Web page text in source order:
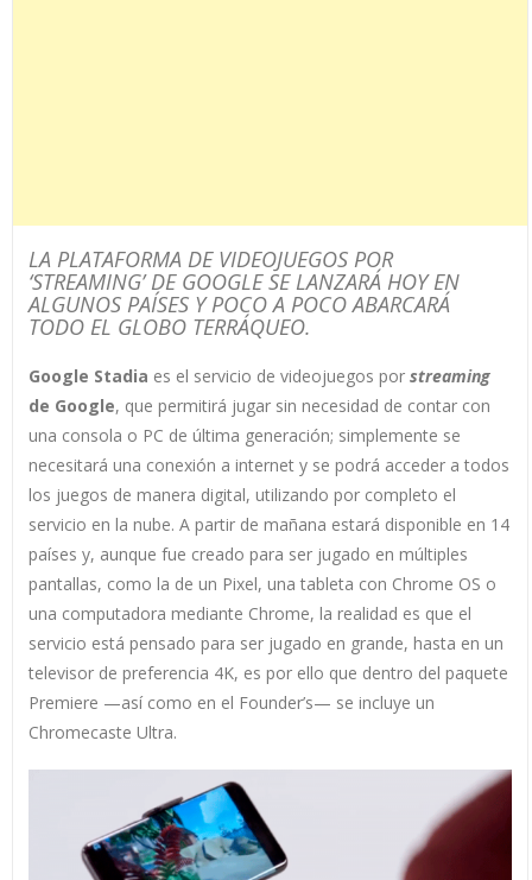
LA PLATAFORMA DE VIDEOJUEGOS POR
‘STREAMING’ DE GOOGLE SE LANZARÁ HOY EN
ALGUNOS PAÍSES Y POCO A POCO ABARCARÁ
TODO EL GLOBO TERRÁQUEO.
Google Stadia es el servicio de videojuegos por streaming
de Google, que permitirá jugar sin necesidad de contar con
una consola o PC de última generación; simplemente se
necesitará una conexión a internet y se podrá acceder a todos
los juegos de manera digital, utilizando por completo el
servicio en la nube. A partir de mañana estará disponible en 14
países y, aunque fue creado para ser jugado en múltiples
pantallas, como la de un Pixel, una tableta con Chrome OS o
una computadora mediante Chrome, la realidad es que el
servicio está pensado para ser jugado en grande, hasta en un
televisor de preferencia 4K, es por ello que dentro del paquete
Premiere —así como en el Founder’s— se incluye un
Chromecaste Ultra.